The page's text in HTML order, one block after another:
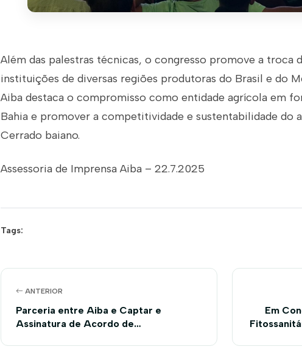
Além das palestras técnicas, o congresso promove a troca
instituições de diversas regiões produtoras do Brasil e do
Aiba destaca o compromisso como entidade agrícola em
Bahia e promover a competitividade e sustentabilidade do
Cerrado baiano.
Assessoria de Imprensa Aiba – 22.7.2025
Tags:
ANTERIOR
Parceria entre Aiba e Captar e
Assinatura de Acordo de
Em